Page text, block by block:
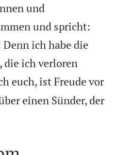
und
und spricht:
ich habe die
die ich verloren
euch, ist Freude vor
einen Sünder, der